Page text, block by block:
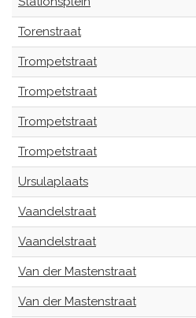
Torenstraat
Trompetstraat
Trompetstraat
Trompetstraat
Trompetstraat
Ursulaplaats
Vaandelstraat
Vaandelstraat
Van der Mastenstraat
Van der Mastenstraat